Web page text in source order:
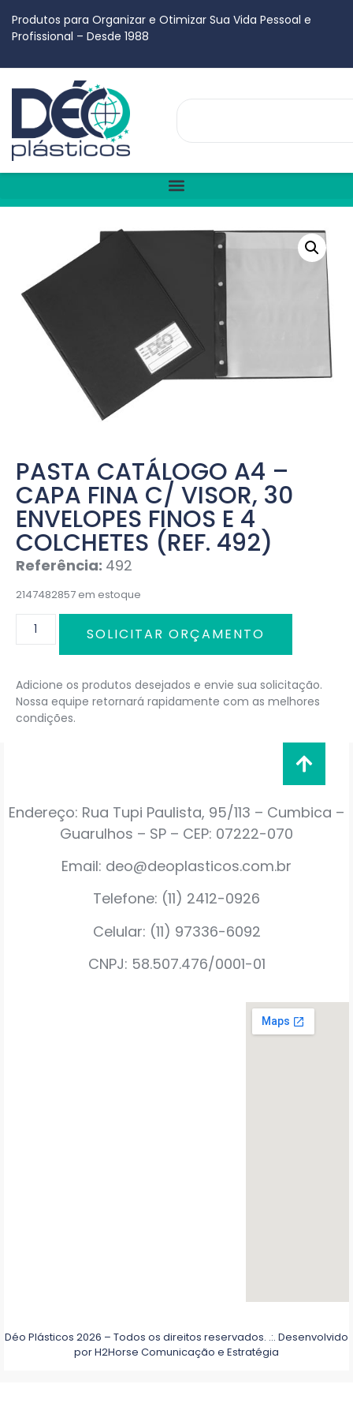
Produtos para Organizar e Otimizar Sua Vida Pessoal e
Profissional – Desde 1988
PASTA CATÁLOGO A4 –
CAPA FINA C/ VISOR, 30
ENVELOPES FINOS E 4
COLCHETES (REF. 492)
Referência: 492
2147482857 em estoque
SOLICITAR ORÇAMENTO
Adicione os produtos desejados e envie sua solicitação.
Nossa equipe retornará rapidamente com as melhores
condições.
Endereço: Rua Tupi Paulista, 95/113 – Cumbica –
Guarulhos – SP – CEP: 07222-070
Email: deo@deoplasticos.com.br
Telefone: (11) 2412-0926
Celular: (11) 97336-6092
CNPJ: 58.507.476/0001-01
Déo Plásticos 2026 – Todos os direitos reservados. .:. Desenvolvido
porH2Horse Comunicação e Estratégia